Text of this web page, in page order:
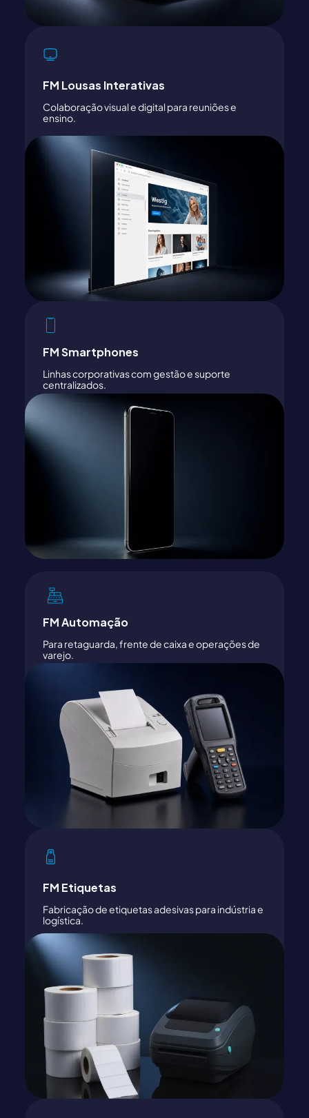
FM Lousas Interativas
Colaboração visual e digital para reuniões e
ensino.
FM Smartphones
Linhas corporativas com gestão e suporte
centralizados.
FM Automação
Para retaguarda, frente de caixa e operações de
varejo.
FM Etiquetas
Fabricação de etiquetas adesivas para indústria e
logística.